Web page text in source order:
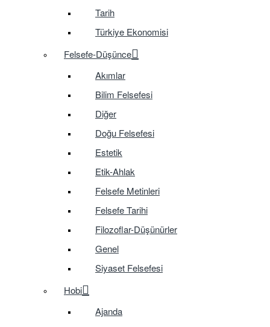
Tarih
Türkiye Ekonomisi
Felsefe-Düşünce
Akımlar
Bilim Felsefesi
Diğer
Doğu Felsefesi
Estetik
Etik-Ahlak
Felsefe Metinleri
Felsefe Tarihi
Filozoflar-Düşünürler
Genel
Siyaset Felsefesi
Hobi
Ajanda